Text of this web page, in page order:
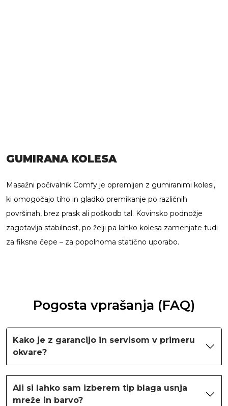
GUMIRANA KOLESA
Masažni počivalnik Comfy je opremljen z gumiranimi kolesi,
ki omogočajo tiho in gladko premikanje po različnih
površinah, brez prask ali poškodb tal. Kovinsko podnožje
zagotavlja stabilnost, po želji pa lahko kolesa zamenjate tudi
za fiksne čepe – za popolnoma statično uporabo.
Pogosta vprašanja (FAQ)
Kako je z garancijo in servisom v primeru
okvare?
Ali si lahko sam izberem tip blaga usnja
mreže in barvo?